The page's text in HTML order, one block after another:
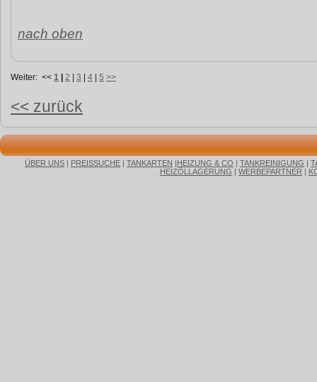
nach oben
Weiter: << 1 2 3 4 5 >>
<< zurück
ÜBER UNS | PREISSUCHE | TANKARTEN |HEIZUNG & CO | TANKREINIGUNG |
HEIZÖLLAGERUNG | WERBEPARTNER |